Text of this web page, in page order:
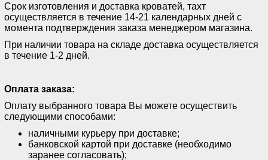
Срок изготовления и доставка кроватей, тахт
осуществляется в течение 14-21 календарных дней с
момента подтверждения заказа менеджером магазина.
При наличии товара на складе доставка осуществляется
в течение 1-2 дней.
Оплата заказа:
Оплату выбранного товара Вы можете осуществить
следующими способами:
наличными курьеру при доставке;
банковской картой при доставке (необходимо
заранее согласовать);